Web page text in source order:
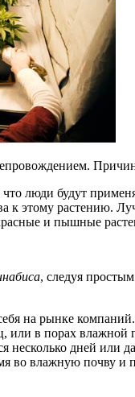
люди будут
к этому растению.
и пышные
, следуя
на рынке компаний.
в порах влажной
несколько дней или
во влажную почву